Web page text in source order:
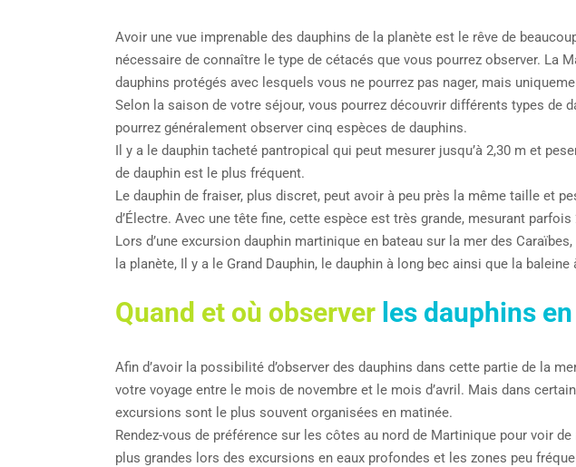
Avoir une vue imprenable des dauphins de la planète est le rêve de
nécessaire de connaître le type de cétacés que vous pourrez observer. La
dauphins protégés avec lesquels vous ne pourrez pas nager, mais
Selon la saison de votre séjour, vous pourrez découvrir différents types de
pourrez généralement observer cinq espèces de dauphins.
Il y a le dauphin tacheté pantropical qui peut mesurer jusqu’à 2,30 m et
de dauphin est le plus fréquent.
Le dauphin de fraiser, plus discret, peut avoir à peu près la même taille et
d’Électre. Avec une tête fine, cette espèce est très grande, mesurant
Lors d’une excursion dauphin martinique en bateau sur la mer des
la planète, Il y a le Grand Dauphin, le dauphin à long bec ainsi que la
Quand et où observer les dauphins
Afin d’avoir la possibilité d’observer des dauphins dans cette partie de la
votre voyage entre le mois de novembre et le mois d’avril. Mais dans
excursions sont le plus souvent organisées en matinée.
Rendez-vous de préférence sur les côtes au nord de Martinique pour voir
plus grandes lors des excursions en eaux profondes et les zones peu